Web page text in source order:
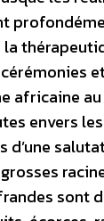
africaine
envers
sont